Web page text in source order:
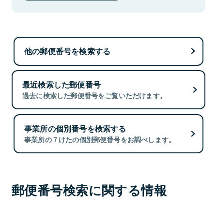
他の郵便番号を検索する
最近検索した郵便番号
過去に検索した郵便番号をご覧いただけます。
事業所の個別番号を検索する
事業所の７けたの個別郵便番号をお調べします。
郵便番号検索に関する情報